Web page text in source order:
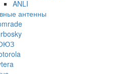
ANLI
антенны